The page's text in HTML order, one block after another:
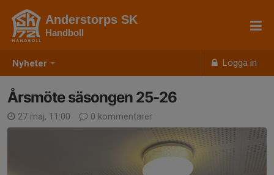
Nyheter Logga in
Anderstorps SK
Handboll
Årsmöte säsongen 25-26
27 maj, 11:00 0 kommentarer